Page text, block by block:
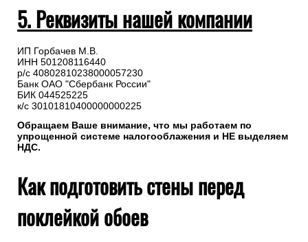
5. Реквизиты нашей компании
ИП Горбачев М.В.
ИНН 501208116440
р/с 40802810238000057230
Банк ОАО "Сбербанк России"
БИК 044525225
к/с 30101810400000000225
Обращаем Ваше внимание, что мы работаем по
упрощенной системе налогооблажения и НЕ выделяем
НДС.
Как подготовить стены перед
поклейкой обоев